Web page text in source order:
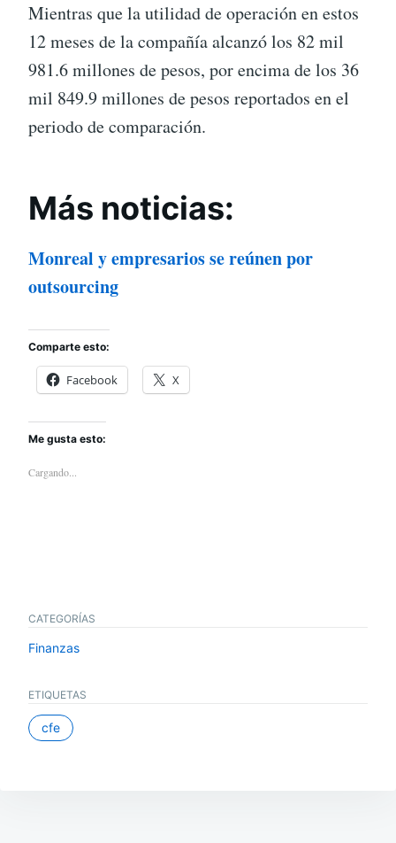
Mientras que la utilidad de operación en estos
12 meses de la compañía alcanzó los 82 mil
981.6 millones de pesos, por encima de los 36
mil 849.9 millones de pesos reportados en el
periodo de comparación.
Más noticias:
Monreal y empresarios se reúnen por
outsourcing
Comparte esto:
Facebook X
Me gusta esto:
Cargando...
CATEGORÍAS
Finanzas
ETIQUETAS
cfe